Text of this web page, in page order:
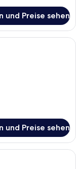
und Preise sehen
mit Bett, Esstisch
und Preise sehen